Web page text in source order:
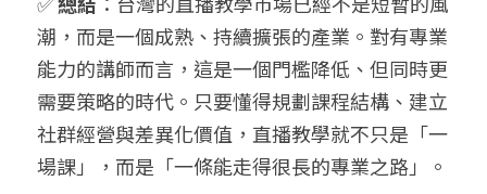
潮，而是一個成熟、持續擴張的產業。對有專業
能力的講師而言，這是一個門檻降低、但同時更
需要策略的時代。只要懂得規劃課程結構、建立
社群經營與差異化價值，直播教學就不只是「一
場課」，而是「一條能走得很長的專業之路」。